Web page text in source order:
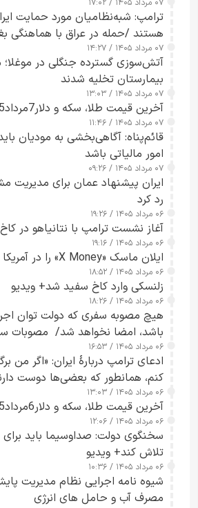
۰۷ مرداد ۱۴۰۵ / ۱۷:۰۲
ترامپ: شبه‌نظامیان مورد حمایت
هستند /حمله در عراق با هماهنگی
۰۷ مرداد ۱۴۰۵ / ۱۴:۲۷
آتش‌سوزی گسترده جنگلی در
بیمارستان تخلیه شدند
۰۷ مرداد ۱۴۰۵ / ۱۳:۰۳
آخرین قیمت طلا، سکه و دلار7مرداد1405
۰۷ مرداد ۱۴۰۵ / ۱۱:۴۶
قائم‌پناه: آگاهی‌بخشی به مودیان
امور مالیاتی باشد
۰۷ مرداد ۱۴۰۵ / ۰۹:۲۶
ایران پیشنهاد عمان برای مدیریت
رد کرد
۰۶ مرداد ۱۴۰۵ / ۱۹:۲۶
آغاز نشست ترامپ با نتانیاهو در
۰۶ مرداد ۱۴۰۵ / ۱۹:۱۶
ایلان ماسک «X Money» را در آمریکا راه‌اندازی کرد
۰۶ مرداد ۱۴۰۵ / ۱۸:۵۲
زلنسکی وارد کاخ سفید شد+ ویدیو
۰۶ مرداد ۱۴۰۵ / ۱۸:۲۶
هیچ مصوبه سفری که دولت توان
باشد، امضا نخواهد شد/ مصوبات
چارچوب قانون بودجه است+ عکس
۰۶ مرداد ۱۴۰۵ / ۱۶:۵۳
ادعای ترامپ دربارهٔ ایران: «اگر من
کنم، همانطور که بعضی‌ها دوست
راحت می‌توانم بیشتر پل‌هایشان را
ساعت از بین ببرم+ ویدیو
۰۶ مرداد ۱۴۰۵ / ۱۳:۰۳
آخرین قیمت طلا، سکه و دلار6مرداد1405
۰۶ مرداد ۱۴۰۵ / ۱۲:۰۶
سخنگوی دولت: صداوسیما باید
تلاش کند+ ویدیو
۰۶ مرداد ۱۴۰۵ / ۱۰:۳۶
شیوه نامه اجرایی نظام مدیریت
مصرف آب و حامل های انرژی